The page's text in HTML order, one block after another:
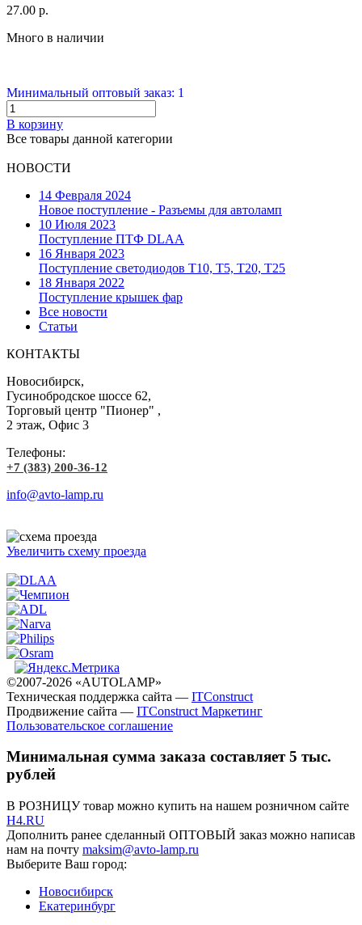
27.00 р.
Много в наличии
Минимальный оптовый заказ: 1
В корзину
Все товары данной категории
НОВОСТИ
14 Февраля 2024
Новое поступление - Разъемы для автоламп
10 Июля 2023
Поступление ПТФ DLAA
16 Января 2023
Поступление светодиодов T10, T5, T20, T25
18 Января 2022
Поступление крышек фар
Все новости
Статьи
КОНТАКТЫ
Новосибирск,
Гусинобродское шоссе 62,
Торговый центр "Пионер" ,
2 этаж, Офис 3
Телефоны:
+7 (383) 200-36-12
info@avto-lamp.ru
Увеличить схему проезда
©2007-2026 «AUTOLAMP»
Техническая поддержка сайта — ITConstruct
Продвижение сайта — ITConstruct Маркетинг
Пользовательское соглашение
Минимальная сумма заказа составляет 5 тыс.
рублей
В РОЗНИЦУ товар можно купить на нашем розничном сайте
H4.RU
Дополнить ранее сделанный ОПТОВЫЙ заказ можно написав
нам на почту maksim@avto-lamp.ru
Выберите Ваш город:
Новосибирск
Екатеринбург